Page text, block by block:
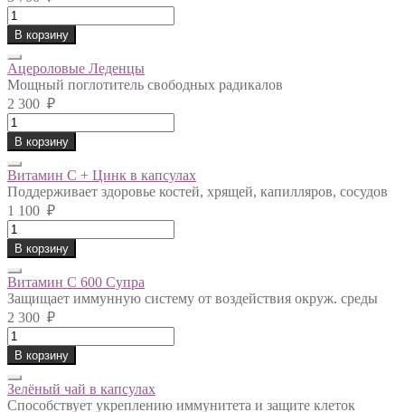
Ацерола
в
капсулах
quantity
В корзину
Ацероловые Леденцы
Мощный поглотитель свободных радикалов
2 300 ₽
Ацероловые
Леденцы
quantity
В корзину
Витамин С + Цинк в капсулах
Поддерживает здоровье костей, хрящей, капилляров, сосудов
1 100 ₽
Витамин
С
+
Цинк
в
капсулах
quantity
В корзину
Витамин С 600 Супра
Защищает иммунную систему от воздействия окруж. среды
2 300 ₽
Витамин
С
600
Супра
quantity
В корзину
Зелёный чай в капсулах
Способствует укреплению иммунитета и защите клеток